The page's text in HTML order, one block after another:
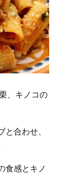
、キノコの
合わせ、
食感とキノ